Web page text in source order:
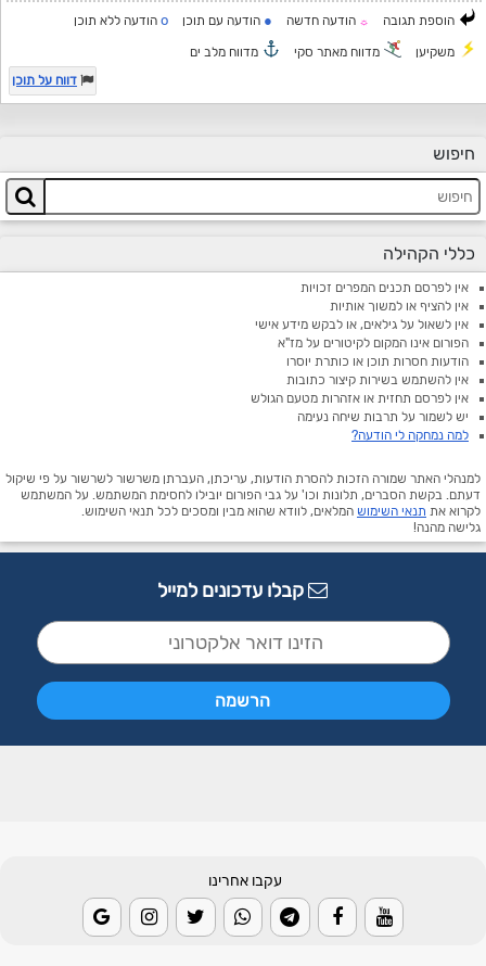
הוספת תגובה ☼ הודעה חדשה ● הודעה עם תוכן o הודעה ללא תוכן
משקיען מדווח מאתר סקי
מדווח מלב ים
דווח על תוכן
חיפוש
כללי הקהילה
אין לפרסם תכנים המפרים זכויות
אין להציף או למשוך אותיות
אין לשאול על גילאים, או לבקש מידע אישי
הפורום אינו המקום לקיטורים על מז"א
הודעות חסרות תוכן או כותרת יוסרו
אין להשתמש בשירות קיצור כתובות
אין לפרסם תחזית או אזהרות מטעם הגולש
יש לשמור על תרבות שיחה נעימה
למה נמחקה לי הודעה?
למנהלי האתר שמורה הזכות להסרת הודעות, עריכתן, העברתן משרשור לשרשור על פי שיקול
דעתם. בקשת הסברים, תלונות וכו' על גבי הפורום יובילו לחסימת המשתמש. על המשתמש
לקרוא את תנאי השימוש המלאים, לוודא שהוא מבין ומסכים לכל תנאי השימוש.
גלישה מהנה!
קבלו עדכונים למייל
עקבו אחרינו